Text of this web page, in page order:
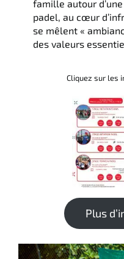
famille autour
padel, au cœur
se mêlent «
des valeurs
Cliquez sur les
Plus